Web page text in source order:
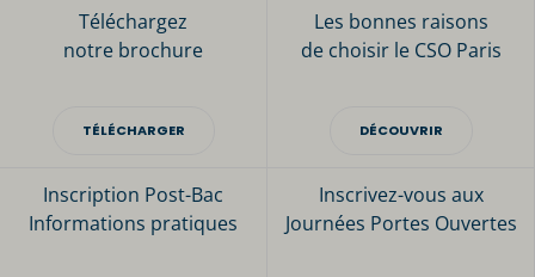
Téléchargez
notre brochure
TÉLÉCHARGER
Les bonnes raisons
de choisir le CSO Paris
DÉCOUVRIR
Inscription Post-Bac
Informations pratiques
Inscrivez-vous aux
Journées Portes Ouvertes